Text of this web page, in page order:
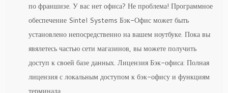
по франшизе. У вас нет офиса? Не проблема! Программное
обеспечение Sintel Systems Бэк-Офис может быть
установлено непосредственно на вашем ноутбуке. Пока вы
явялетесь частью сети магазинов, вы можете получить
доступ к своей базе данных. Лицензия Бэк-офиса: Полная
лицензия с локальным доступом к бэк-офису и функциям
терминала.